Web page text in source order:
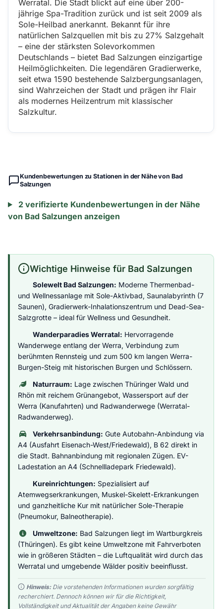
Werratal. Die Stadt blickt auf eine über 200-
jährige Spa-Tradition zurück und ist seit 2009 als
Sole-Heilbad anerkannt. Bekannt für ihre
natürlichen Salzquellen mit bis zu 27% Salzgehalt
– eine der stärksten Solevorkommen
Deutschlands – bietet Bad Salzungen einzigartige
Heilmöglichkeiten. Die legendären Gradierwerke,
seit etwa 1590 bestehende Salzbergungsanlagen,
sind Wahrzeichen der Stadt und prägen ihr Flair
als modernes Heilzentrum mit klassischer
Salzkultur.
Kundenbewertungen zu Stationen in der Nähe von Bad
Salzungen
2 verifizierte Kundenbewertungen in der Nähe
von Bad Salzungen anzeigen
Wichtige Hinweise für Bad Salzungen
Solewelt Bad Salzungen: Moderne Thermenbad-
und Wellnessanlage mit Sole-Aktivbad, Saunalabyrinth (7
Saunen), Gradierwerk-Inhalationszentrum und Dead-Sea-
Salzgrotte – ideal für Wellness und Gesundheit.
Wanderparadies Werratal: Hervorragende
Wanderwege entlang der Werra, Verbindung zum
berühmten Rennsteig und zum 500 km langen Werra-
Burgen-Steig mit historischen Burgen und Schlössern.
Naturraum: Lage zwischen Thüringer Wald und
Rhön mit reichem Grünangebot, Wassersport auf der
Werra (Kanufahrten) und Radwanderwege (Werratal-
Radwanderweg).
Verkehrsanbindung: Gute Autobahn-Anbindung via
A4 (Ausfahrt Eisenach-West/Friedewald), B 62 direkt in
die Stadt. Bahnanbindung mit regionalen Zügen. EV-
Ladestation an A4 (Schnellladepark Friedewald).
Kureinrichtungen: Spezialisiert auf
Atemwegserkrankungen, Muskel-Skelett-Erkrankungen
und ganzheitliche Kur mit natürlicher Sole-Therapie
(Pneumokur, Balneotherapie).
Umweltzone: Bad Salzungen liegt im Wartburgkreis
(Thüringen). Es gibt keine Umweltzone mit Fahrverboten
wie in größeren Städten – die Luftqualität wird durch das
Werratal und umgebende Wälder positiv beeinflusst.
Hinweis:Die vorstehenden Informationen wurden sorgfältig
recherchiert. Dennoch können wir für die Richtigkeit,
Vollständigkeit und Aktualität der Angaben keine Gewähr